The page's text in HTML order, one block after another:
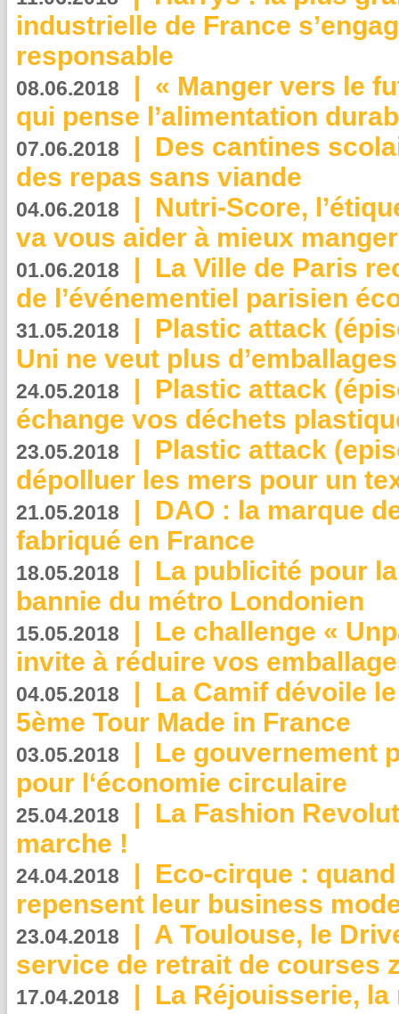
industrielle de France
responsable
08.06.2018 | « Manger vers le
qui pense l’alimentation
07.06.2018 | Des cantines
des repas sans viande
04.06.2018 | Nutri-Score,
va vous aider à mieux
01.06.2018 | La Ville de Paris
de l’événementiel parisien
31.05.2018 | Plastic attack
Uni ne veut plus
24.05.2018 | Plastic attack
échange vos déchets
23.05.2018 | Plastic attack
dépolluer les mers pour un
21.05.2018 | DAO : la marque
fabriqué en France
18.05.2018 | La publicité pour
bannie du métro Londonien
15.05.2018 | Le challenge «
invite à réduire vos
04.05.2018 | La Camif dévoile
5ème Tour Made in France
03.05.2018 | Le gouvernement
pour l‘économie circulaire
25.04.2018 | La Fashion
marche !
24.04.2018 | Eco-cirque :
repensent leur business
23.04.2018 | A Toulouse, le
service de retrait de courses
17.04.2018 | La Réjouisserie,